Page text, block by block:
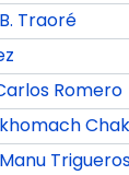
B. Traoré
Romero
Manu